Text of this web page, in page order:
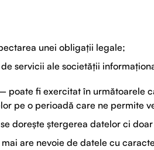
unei obligații legale;
servicii ale societății
poate fi exercitat în următoarele
pe o perioadă care ne permite
dorește ștergerea datelor ci
are nevoie de datele cu